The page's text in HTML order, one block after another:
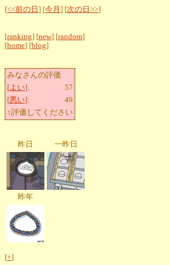
[<<前の日 ] [今月 ] [次の日>>]
[ranking] [new] [random]
[home] [blog]
みなさんの評価
[よい]:
57
[悪い]:
49
↑評価してください
昨日 一昨日
昨年
[+]